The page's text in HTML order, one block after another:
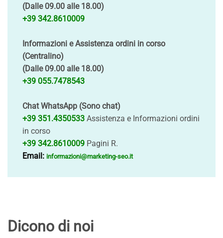
(Dalle 09.00 alle 18.00)
+39 342.8610009
Informazioni e Assistenza ordini in corso
(Centralino)
(Dalle 09.00 alle 18.00)
+39 055.7478543
Chat WhatsApp (Sono chat)
+39 351.4350533 Assistenza e Informazioni ordini
in corso
+39 342.8610009 Pagini R.
Email: informazioni@marketing-seo.it
Dicono di noi